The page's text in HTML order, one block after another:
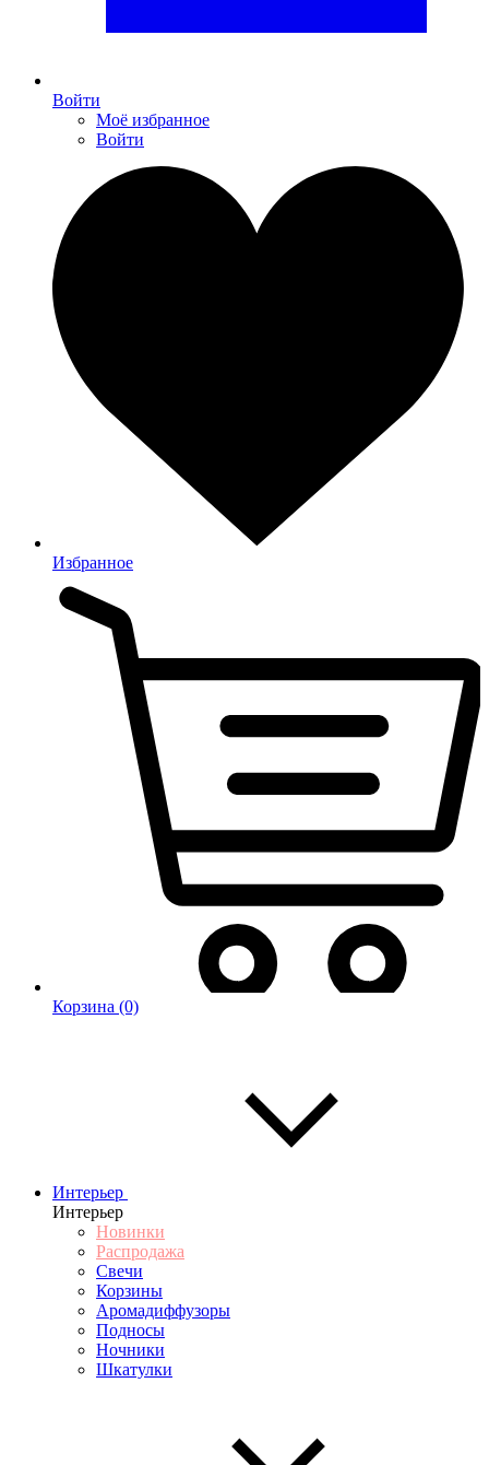
Войти
Моё избранное
Войти
Избранное
Корзина (0)
Интерьер
Интерьер
Новинки
Распродажа
Свечи
Корзины
Аромадиффузоры
Подносы
Ночники
Шкатулки